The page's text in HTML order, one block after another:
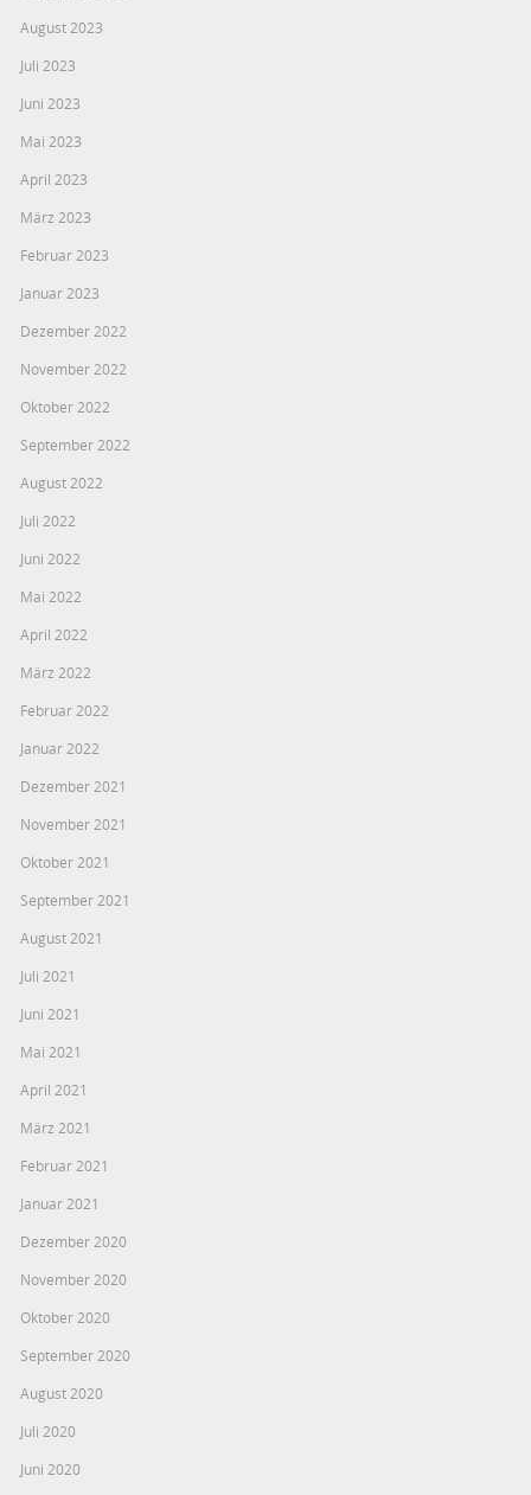
August 2023
Juli 2023
Juni 2023
Mai 2023
April 2023
März 2023
Februar 2023
Januar 2023
Dezember 2022
November 2022
Oktober 2022
September 2022
August 2022
Juli 2022
Juni 2022
Mai 2022
April 2022
März 2022
Februar 2022
Januar 2022
Dezember 2021
November 2021
Oktober 2021
September 2021
August 2021
Juli 2021
Juni 2021
Mai 2021
April 2021
März 2021
Februar 2021
Januar 2021
Dezember 2020
November 2020
Oktober 2020
September 2020
August 2020
Juli 2020
Juni 2020